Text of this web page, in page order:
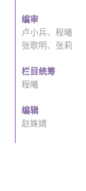
编审
卢小兵、程曦
张歌明、张莉
栏目统筹
程曦
编辑
赵姝婧